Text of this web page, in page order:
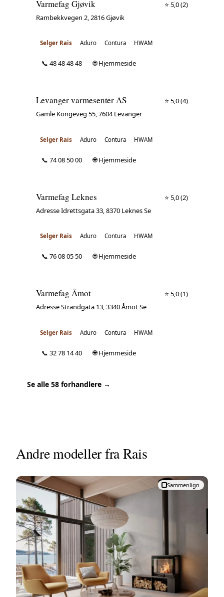
Varmefag Gjøvik ⭐ 5,0(2)
Rambekkvegen 2, 2816 Gjøvik
Selger Rais Aduro Contura HWAM
📞 48 48 48 48 🌐 Hjemmeside
Levanger varmesenter AS ⭐ 5,0(4)
Gamle Kongeveg 55, 7604 Levanger
Selger Rais Aduro Contura HWAM
📞 74 08 50 00 🌐 Hjemmeside
Varmefag Leknes ⭐ 5,0(2)
Adresse Idrettsgata 33, 8370 Leknes Se
Selger Rais Aduro Contura HWAM
📞 76 08 05 50 🌐 Hjemmeside
Varmefag Åmot ⭐ 5,0(1)
Adresse Strandgata 13, 3340 Åmot Se
Selger Rais Aduro Contura HWAM
📞 32 78 14 40 🌐 Hjemmeside
Se alle 58 forhandlere →
Andre modeller fra Rais
Sammenlign